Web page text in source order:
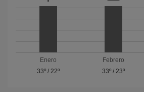
Enero
33º/ 22º
Febrero
33º/ 23º